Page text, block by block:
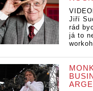
Jiří
rád
já to